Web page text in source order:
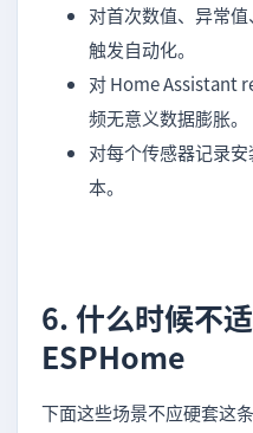
对首次数值、异常
触发自动化。
对 Home Assistant
频无意义数据膨胀。
对每个传感器记录
本。
6. 什么时候不
ESPHome
下面这些场景不应硬套这条